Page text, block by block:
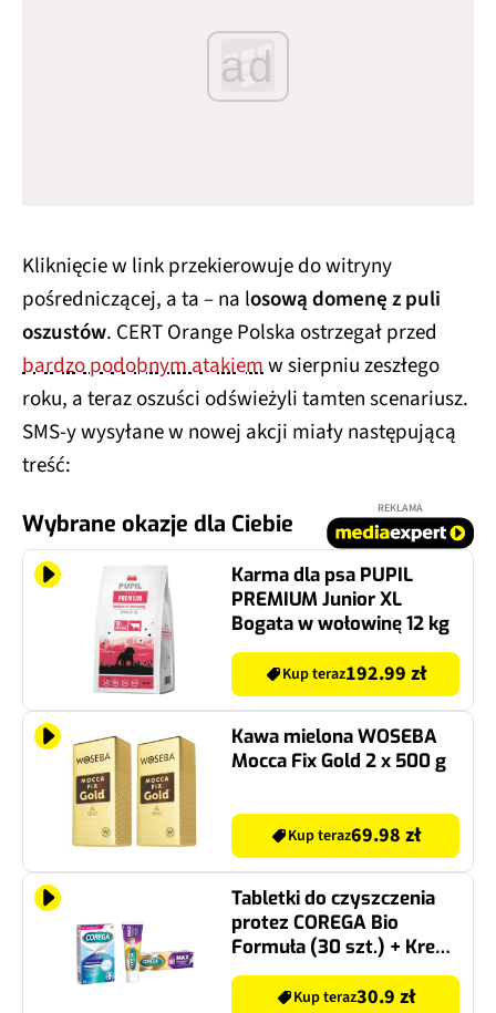
ad
Kliknięcie w link przekierowuje do witryny
pośredniczącej, a ta – na losową domenę z puli
oszustów. CERT Orange Polska ostrzegał przed
bardzo podobnym atakiemw sierpniu zeszłego
roku, a teraz oszuści odświeżyli tamten scenariusz.
SMS-y wysyłane w nowej akcji miały następującą
treść:
Wybrane okazje dla Ciebie
REKLAMA
Karma dla psa PUPIL
PREMIUM Junior XL
Bogata w wołowinę 12 kg
Kup teraz192.99 zł
Kawa mielona WOSEBA
Mocca Fix Gold 2 x 500 g
Kup teraz69.98 zł
Tabletki do czyszczenia
protez COREGA Bio
Formuła (30 szt.) + Krem
do protez COREGA Max
Mocowanie + Osłona 40 g
Kup teraz30.9 zł